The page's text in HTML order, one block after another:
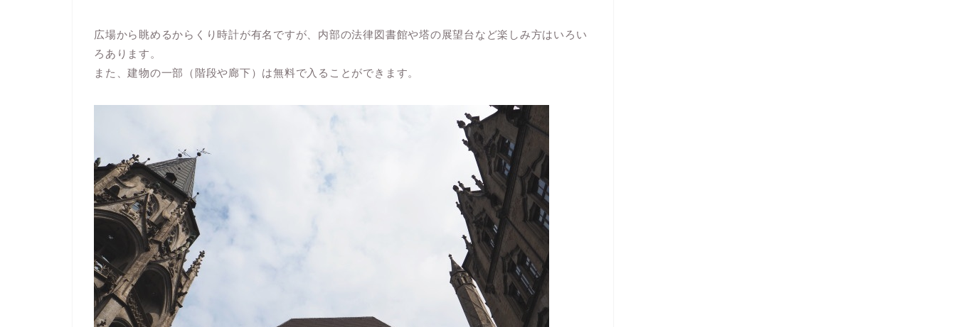
広場から眺めるからくり時計が有名ですが、内部の法律図書館や塔の展望台など楽しみ方はいろい
ろあります。
また、建物の一部（階段や廊下）は無料で入ることができます。